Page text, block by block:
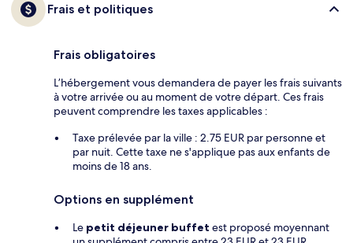
Frais et politiques
Frais obligatoires
L’hébergement vous demandera de payer les frais suivants
à votre arrivée ou au moment de votre départ. Ces frais
peuvent comprendre les taxes applicables :
Taxe prélevée par la ville : 2.75 EUR par personne et
par nuit. Cette taxe ne s'applique pas aux enfants de
moins de 18 ans.
Options en supplément
Le petit déjeuner buffet est proposé moyennant